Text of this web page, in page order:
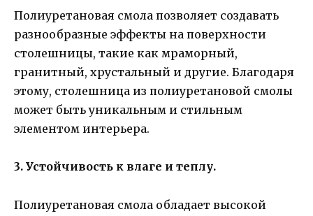
Полиуретановая смола позволяет создавать
разнообразные эффекты на поверхности
столешницы, такие как мраморный,
гранитный, хрустальный и другие. Благодаря
этому, столешница из полиуретановой смолы
может быть уникальным и стильным
элементом интерьера.
3. Устойчивость к влаге и теплу.
Полиуретановая смола обладает высокой